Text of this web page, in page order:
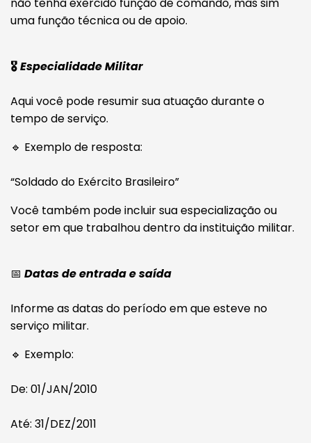
uma função técnica ou de apoio.
🎖️Especialidade Militar
Aqui você pode resumir sua atuação durante o
tempo de serviço.
🔹 Exemplo de resposta:
“Soldado do Exército Brasileiro”
Você também pode incluir sua especialização ou
setor em que trabalhou dentro da instituição militar.
📅 Datas de entrada e saída
Informe as datas do período em que esteve no
serviço militar.
🔹 Exemplo:
De: 01/JAN/2010
Até: 31/DEZ/2011